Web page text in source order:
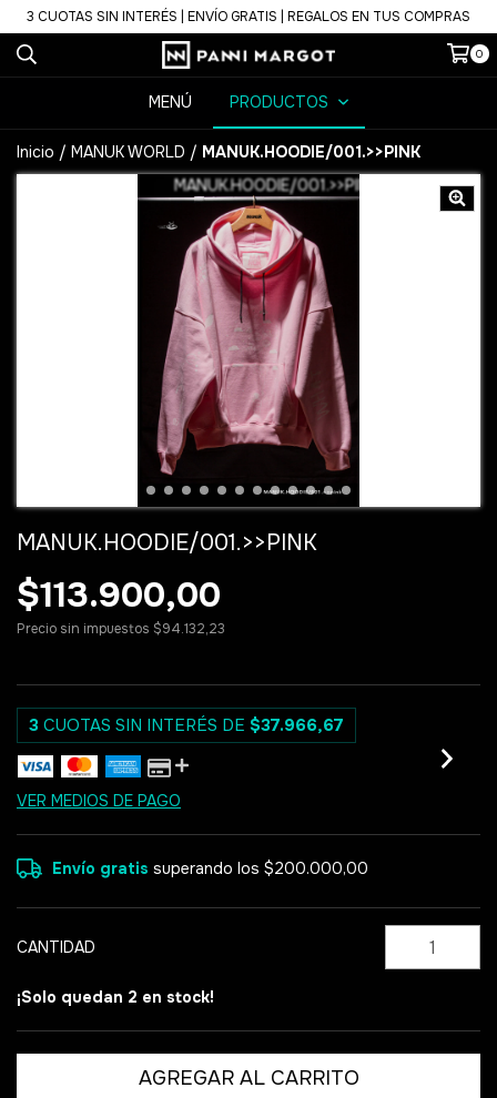
3 CUOTAS SIN INTERÉS | ENVÍO GRATIS | REGALOS EN TUS COMPRAS
0
MENÚ PRODUCTOS
Inicio / MANUK WORLD / MANUK.HOODIE/001.>>PINK
MANUK.HOODIE/001.>>PINK
$113.900,00
Precio sin impuestos $94.132,23
3 CUOTAS SIN INTERÉS DE $37.966,67
VER MEDIOS DE PAGO
Envío gratis superando los$200.000,00
CANTIDAD
¡Solo quedan 2 en stock!